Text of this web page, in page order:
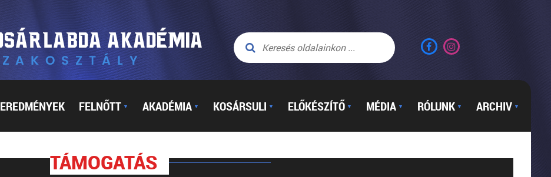
EREDMÉNYEK FELNŐTT ▼ AKADÉMIA ▼ KOSÁRSULI ▼ ELŐKÉSZÍTŐ ▼ MÉDIA ▼ RÓLUNK ▼ ARCHIV ▼
TÁMOGATÁS